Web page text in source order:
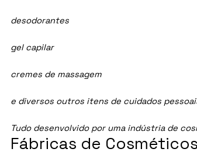
desodorantes
gel capilar
cremes de massagem
e diversos outros itens de cuidados
Tudo desenvolvido por uma indústria de
Fábricas de